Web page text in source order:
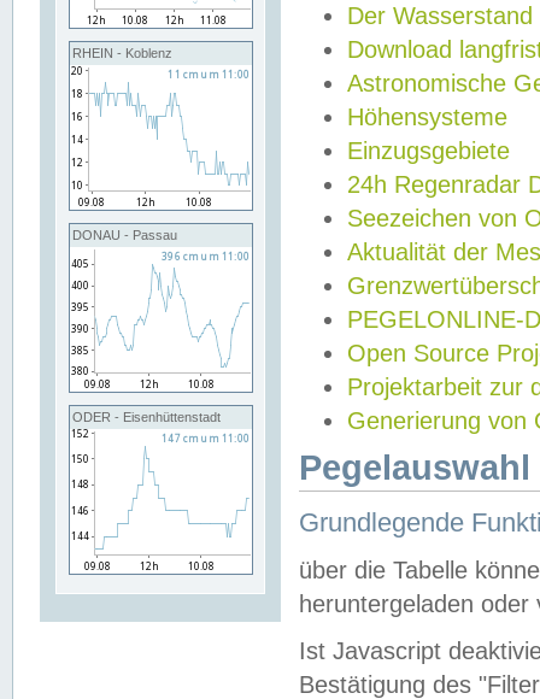
RHEIN - Koblenz
DONAU - Passau
ODER - Eisenhüttenstadt
Der Wasserstand
Download
Astronomische
Höhensysteme
Einzugsgebiete
24h Regenradar
Seezeichen von
Aktualität der
PEGELONLINE-
Open Source
Projektarbeit zur
Generierung von
Grundlegende
über die Tabelle
heruntergeladen oder
Ist Javascript
Bestätigung des